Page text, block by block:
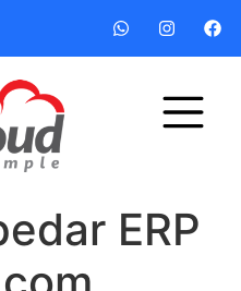
ERP